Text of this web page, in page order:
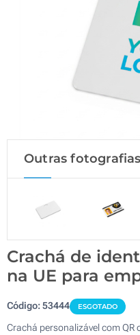
Outras fotografias
Crachá de
na UE para
Código:53444 ESGOTADO
Crachá personalizável com